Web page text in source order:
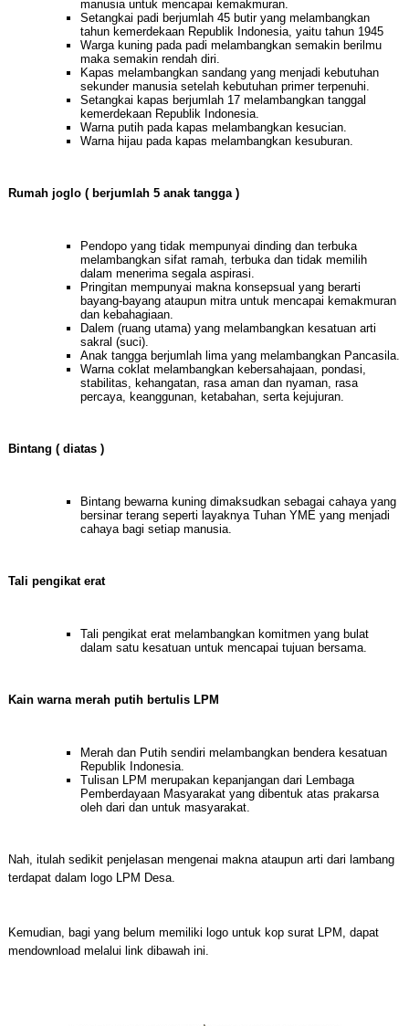
manusia untuk mencapai kemakmuran.
Setangkai padi berjumlah 45 butir yang melambangkan
tahun kemerdekaan Republik Indonesia, yaitu tahun 1945
Warga kuning pada padi melambangkan semakin berilmu
maka semakin rendah diri.
Kapas melambangkan sandang yang menjadi kebutuhan
sekunder manusia setelah kebutuhan primer terpenuhi.
Setangkai kapas berjumlah 17 melambangkan tanggal
kemerdekaan Republik Indonesia.
Warna putih pada kapas melambangkan kesucian.
Warna hijau pada kapas melambangkan kesuburan.
Rumah joglo ( berjumlah 5 anak tangga )
Pendopo yang tidak mempunyai dinding dan terbuka
melambangkan sifat ramah, terbuka dan tidak memilih
dalam menerima segala aspirasi.
Pringitan mempunyai makna konsepsual yang berarti
bayang-bayang ataupun mitra untuk mencapai kemakmuran
dan kebahagiaan.
Dalem (ruang utama) yang melambangkan kesatuan arti
sakral (suci).
Anak tangga berjumlah lima yang melambangkan Pancasila.
Warna coklat melambangkan kebersahajaan, pondasi,
stabilitas, kehangatan, rasa aman dan nyaman, rasa
percaya, keanggunan, ketabahan, serta kejujuran.
Bintang ( diatas )
Bintang bewarna kuning dimaksudkan sebagai cahaya yang
bersinar terang seperti layaknya Tuhan YME yang menjadi
cahaya bagi setiap manusia.
Tali pengikat erat
Tali pengikat erat melambangkan komitmen yang bulat
dalam satu kesatuan untuk mencapai tujuan bersama.
Kain warna merah putih bertulis LPM
Merah dan Putih sendiri melambangkan bendera kesatuan
Republik Indonesia.
Tulisan LPM merupakan kepanjangan dari Lembaga
Pemberdayaan Masyarakat yang dibentuk atas prakarsa
oleh dari dan untuk masyarakat.
Nah, itulah sedikit penjelasan mengenai makna ataupun arti dari lambang
terdapat dalam logo LPM Desa.
Kemudian, bagi yang belum memiliki logo untuk kop surat LPM, dapat
mendownload melalui link dibawah ini.